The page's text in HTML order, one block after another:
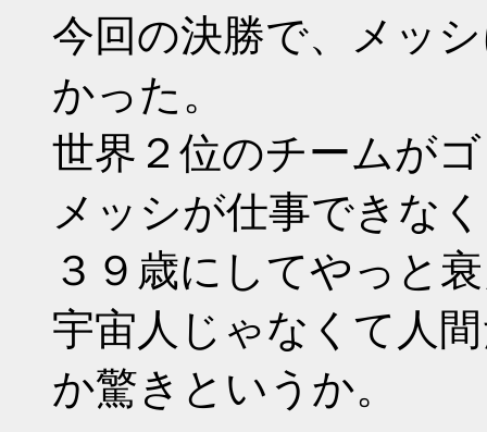
今回の決勝で、メッ
かった。
世界２位のチームが
メッシが仕事できな
３９歳にしてやっと
宇宙人じゃなくて人
か驚きというか。